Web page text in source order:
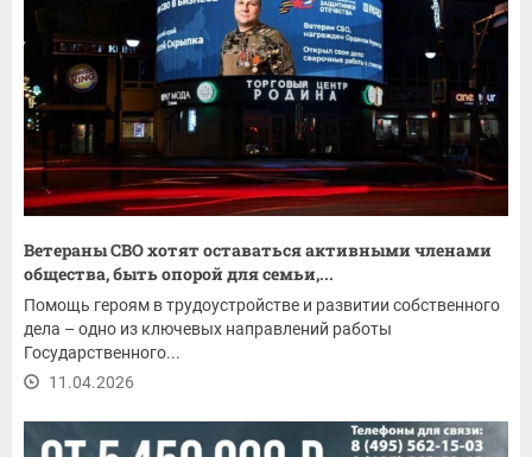
Ветераны СВО хотят оставаться активными членами
общества, быть опорой для семьи,...
Помощь героям в трудоустройстве и развитии собственного
дела – одно из ключевых направлений работы
Государственного...
11.04.2026